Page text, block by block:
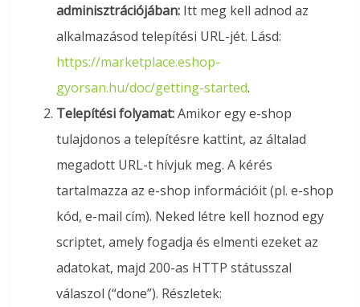
adminisztrációjában: Itt meg kell adnod az
alkalmazásod telepítési URL-jét. Lásd:
https://marketplace.eshop-
gyorsan.hu/doc/getting-started.
Telepítési folyamat:Amikor egy e-shop
tulajdonos a telepítésre kattint, az általad
megadott URL-t hívjuk meg. A kérés
tartalmazza az e-shop információit (pl. e-shop
kód, e-mail cím). Neked létre kell hoznod egy
scriptet, amely fogadja és elmenti ezeket az
adatokat, majd 200-as HTTP státusszal
válaszol (“done”). Részletek: